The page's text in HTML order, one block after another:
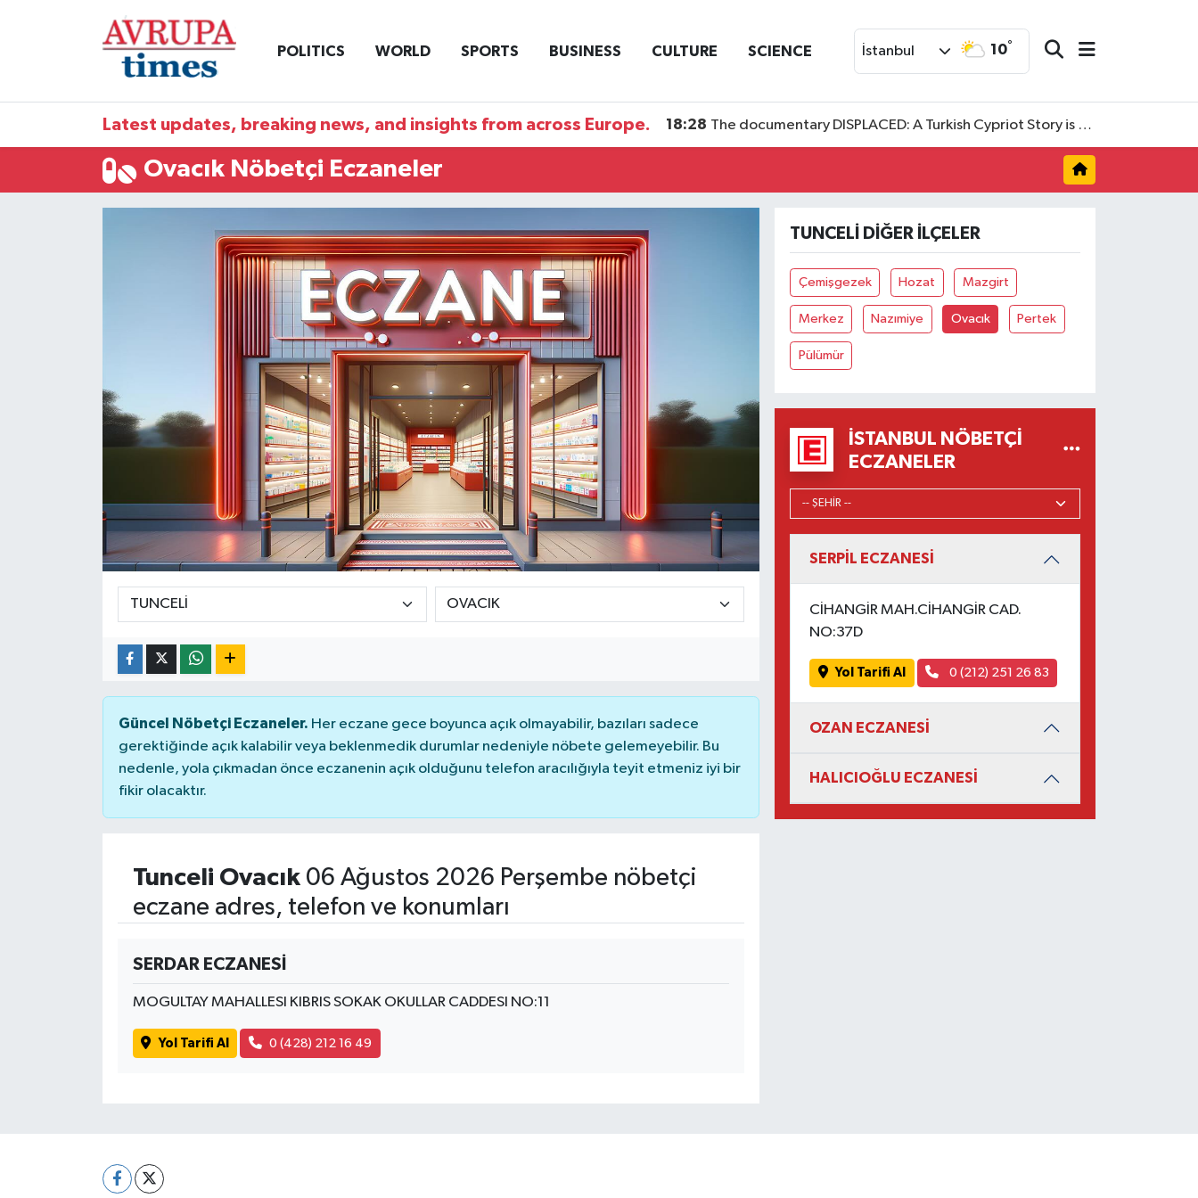
POLITICS WORLD SPORTS BUSINESS CULTURE SCIENCE İstanbul 10°
Latest updates, breaking news, and insights from across Europe. 18:28 The documentary DISPLACED: A Turkish Cypriot Story is now available to watch
Ovacık Nöbetçi Eczaneler
Güncel Nöbetçi Eczaneler. Her eczane gece boyunca açık olmayabilir, bazıları sadece
gerektiğinde açık kalabilir veya beklenmedik durumlar nedeniyle nöbete gelemeyebilir. Bu
nedenle, yola çıkmadan önce eczanenin açık olduğunu telefon aracılığıyla teyit etmeniz iyi bir
fikir olacaktır.
Tunceli Ovacık06 Ağustos 2026 Perşembe nöbetçi
eczane adres, telefon ve konumları
SERDAR ECZANESİ
MOGULTAY MAHALLESI KIBRIS SOKAK OKULLAR CADDESI NO:11
Yol Tarifi Al 0 (428) 212 16 49
TUNCELI DIĞER İLÇELER
Çemişgezek Hozat Mazgirt
Merkez Nazımiye Ovacık Pertek
Pülümür
İSTANBUL NÖBETÇI
ECZANELER
SERPİL ECZANESİ
CİHANGİR MAH.CİHANGİR CAD.
NO:37D
Yol Tarifi Al 0 (212) 251 26 83
OZAN ECZANESİ
HALICIOĞLU ECZANESİ
Nöbetçi Eczaneler
Namaz Vakitleri
Süper Lig Puan Durumu ve Fikstür
Haber Arşivi